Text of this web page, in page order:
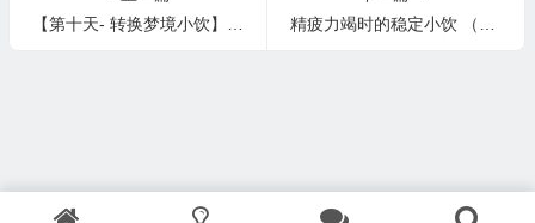
【第十天- 转换梦境小饮】Brain Shot Therapy 十天大脑挑战
精疲力竭时的稳定小饮 （Burnout Stablizer)